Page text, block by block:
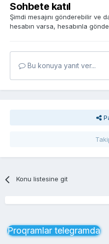
Sohbete katıl
Şimdi mesajını gönderebilir ve
hesabın varsa, hesabınla
Bu konuya yanıt ver...
Konu listesine git
Proqramlar telegramda